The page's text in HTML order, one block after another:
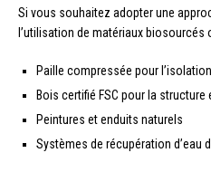
Si vous souhaitez adopter une
l’utilisation de matériaux biosourcés
Paille compressée pour l’isolation
Bois certifié FSC pour la structure
Peintures et enduits naturels
Systèmes de récupération d’eau